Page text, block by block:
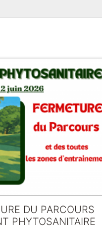
DU PARCOURS
PHYTOSANITAIRE